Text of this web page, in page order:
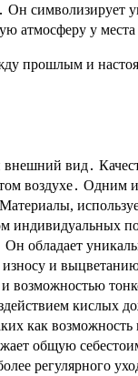
символизирует
атмосферу у места
прошлым и
вид․
воздухе․ Одним
обладает
износу и
возможностью
кислых
как
общую
регулярного